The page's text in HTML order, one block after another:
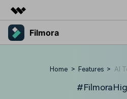
Produtos em destaque
Filmora
Home > Features > AI